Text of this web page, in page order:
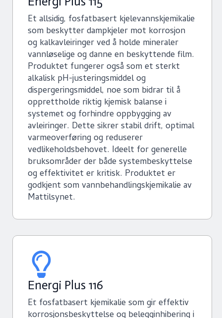
Et allsidig, fosfatbasert kjelevannskjemikalie
som beskytter dampkjeler mot korrosjon
og kalkavleiringer ved å holde mineraler
vannløselige og danne en beskyttende film.
Produktet fungerer også som et sterkt
alkalisk pH-justeringsmiddel og
dispergeringsmiddel, noe som bidrar til å
opprettholde riktig kjemisk balanse i
systemet og forhindre oppbygging av
avleiringer. Dette sikrer stabil drift, optimal
varmeoverføring og reduserer
vedlikeholdsbehovet. Ideelt for generelle
bruksområder der både systembeskyttelse
og effektivitet er kritisk. Produktet er
godkjent som vannbehandlingskjemikalie av
Mattilsynet.
Energi Plus 116
Et fosfatbasert kjemikalie som gir effektiv
korrosjonsbeskyttelse og belegginhibering i